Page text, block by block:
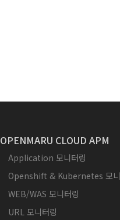
OPENMARU CLOUD APM
Application 모니터링
Openshift & Kubernetes 모니
WEB/WAS 모니터링
URL 모니터링